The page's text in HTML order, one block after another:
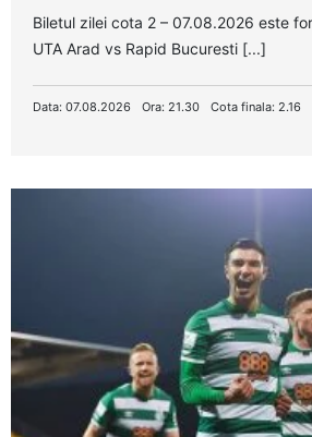
Biletul zilei cota 2 – 07.08.2026 este
UTA Arad vs Rapid Bucuresti [...]
Data: 07.08.2026 Ora: 21.30 Cota finala: 2.16